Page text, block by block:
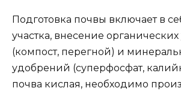
Подготовка почвы включает в
участка, внесение
(компост, перегной) и
удобрений (суперфосфат,
почва кислая, необходимо